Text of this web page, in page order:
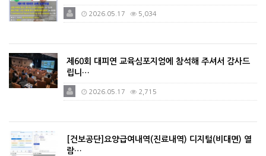
2026.05.17 5,034
제60회 대피연 교육심포지엄에 참석해 주셔서 감사드
립니…
2026.05.17 2,715
[건보공단]요양급여내역(진료내역) 디지털(비대면) 열
람…